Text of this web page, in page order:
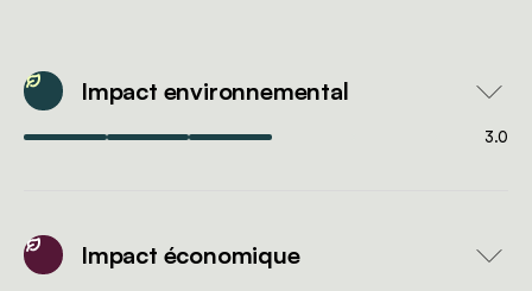
Impact environnemental
3.0
Impact économique